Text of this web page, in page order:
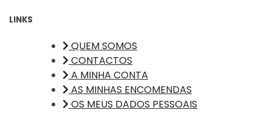
LINKS
QUEM SOMOS
CONTACTOS
A MINHA CONTA
AS MINHAS ENCOMENDAS
OS MEUS DADOS PESSOAIS